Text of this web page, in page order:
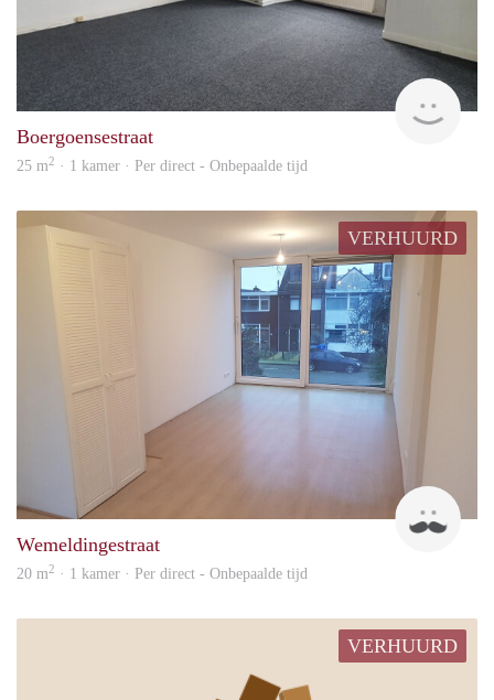
Boergoensestraat
25 m2 · 1 kamer · Per direct - Onbepaalde tijd
VERHUURD
Wemeldingestraat
20 m2 · 1 kamer · Per direct - Onbepaalde tijd
VERHUURD